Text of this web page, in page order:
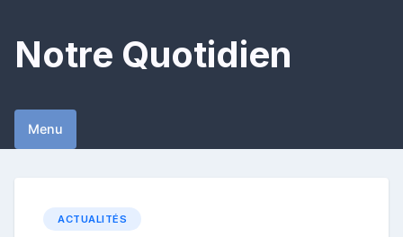
content
Notre Quotidien
Menu
ACTUALITÉS